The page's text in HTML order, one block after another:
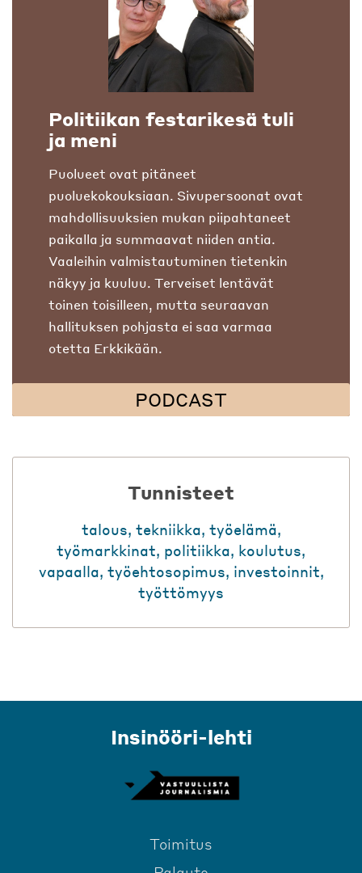
Politiikan festarikesä tuli
ja meni
Puolueet ovat pitäneet
puoluekokouksiaan. Sivupersoonat ovat
mahdollisuuksien mukan piipahtaneet
paikalla ja summaavat niiden antia.
Vaaleihin valmistautuminen tietenkin
näkyy ja kuuluu. Terveiset lentävät
toinen toisilleen, mutta seuraavan
hallituksen pohjasta ei saa varmaa
otetta Erkkikään.
PODCAST
Tunnisteet
talous, tekniikka, työelämä,
työmarkkinat, politiikka, koulutus,
vapaalla, työehtosopimus, investoinnit,
työttömyys
Insinööri-lehti
Toimitus